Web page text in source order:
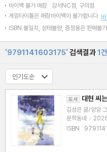
바이백 불가 매장 : 강서NC점, 구의점
게임타이틀은 매장바이백이 불가합니다.
ISBN 불일치, 상태불량, 증정용은 판매불가
'9791141603175' 검색결과1건
도서 대현 씨
김성은 글/양양
문학동네 |